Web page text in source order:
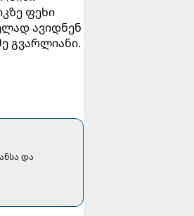
ფეხი
ავიდნენ
გვარლიანი.
და